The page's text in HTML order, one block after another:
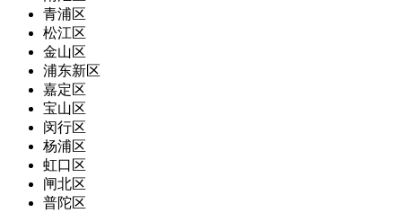
青浦区
松江区
金山区
浦东新区
嘉定区
宝山区
闵行区
杨浦区
虹口区
闸北区
普陀区